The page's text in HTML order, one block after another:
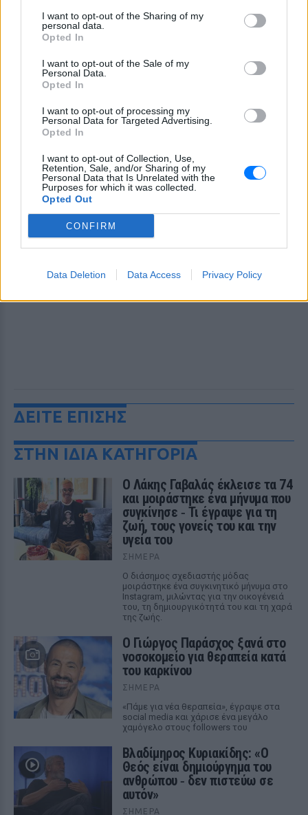
I want to opt-out of the Sharing of my
personal data.
Opted In
I want to opt-out of the Sale of my
Personal Data.
Opted In
I want to opt-out of processing my
Personal Data for Targeted Advertising.
Opted In
I want to opt-out of Collection, Use,
Retention, Sale, and/or Sharing of my
Personal Data that Is Unrelated with the
Purposes for which it was collected.
Opted Out
CONFIRM
Data Deletion Data Access Privacy Policy
Ομορφιά
και φυσικά Celebrities
Pink.gr!
Ακολουθήστε το E-Radio.gr και στο Instagram
ΔΕΙΤΕ ΕΠΙΣΗΣ
ΣΤΗΝ ΙΔΙΑ ΚΑΤΗΓΟΡΙΑ
Ο Λάκης Γαβαλάς έκλεισε τα 74
και μοιράστηκε ένα μήνυμα που
συγκίνησε ‑ Τι έγραψε για τη
ζωή, τους γονείς του και την
υγεία του
ΣΉΜΕΡΑ
Ο διάσημος σχεδιαστής μόδας
μοιράστηκε ένα συγκινητικό μήνυμα στο
Instagram, μιλώντας για την οικογένειά
του, τη δημιουργικότητά του και τη χαρά
της ζωής.
O Γιώργος Παράσχος ξανά στο
νοσοκομείο για θεραπεία κατά
του καρκίνου
ΣΉΜΕΡΑ
«Πάμε για νέα θεραπεία», έγραψε στα
social media και χάρισε ένα μεγάλο
χαμόγελο στους followers του
Βλαδίμηρος Κυριακίδης: «Ο
Θεός είναι δημιούργημα του
ανθρώπου ‑ δεν πιστεύω σε
αυτόν»
ΣΉΜΕΡΑ